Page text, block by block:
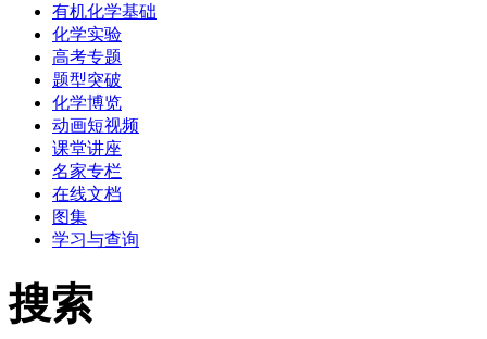
有机化学基础
化学实验
高考专题
题型突破
化学博览
动画短视频
课堂讲座
名家专栏
在线文档
图集
学习与查询
搜索